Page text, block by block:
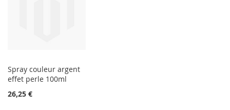
Spray couleur argent
effet perle 100ml
26,25 €